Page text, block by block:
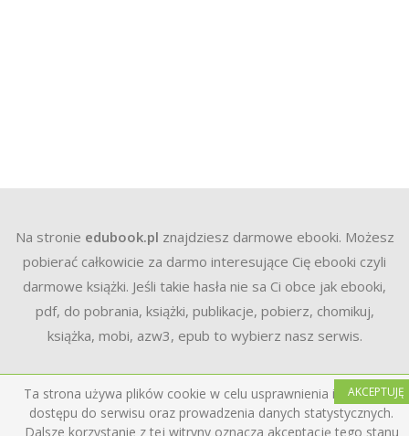
Ta strona używa plików cookie w celu usprawnienia i ułatwienia
dostępu do serwisu oraz prowadzenia danych statystycznych.
Dalsze korzystanie z tej witryny oznacza akceptację tego stanu
AKCEPTUJĘ
Na stronie edubook.pl znajdziesz darmowe ebooki. Możesz
pobierać całkowicie za darmo interesujące Cię ebooki czyli
darmowe książki. Jeśli takie hasła nie sa Ci obce jak ebooki,
pdf, do pobrania, książki, publikacje, pobierz, chomikuj,
książka, mobi, azw3, epub to wybierz nasz serwis.